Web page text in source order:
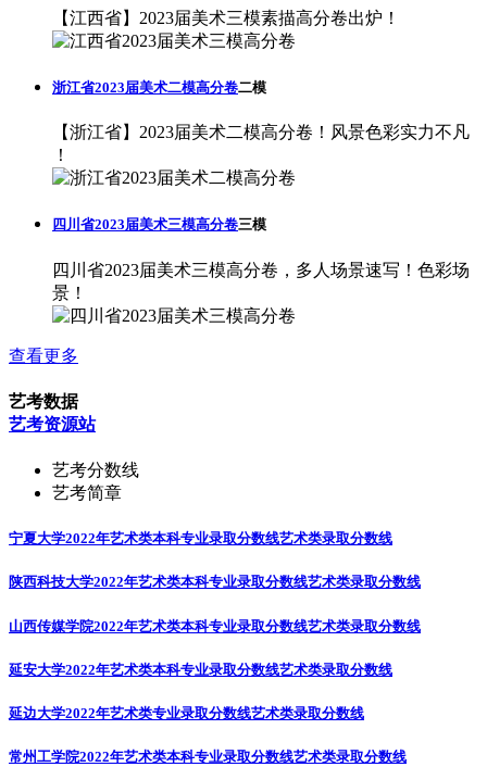
【江西省】2023届美术三模素描高分卷出炉！
浙江省2023届美术二模高分卷二模
【浙江省】2023届美术二模高分卷！风景色彩实力不凡
！
四川省2023届美术三模高分卷三模
四川省2023届美术三模高分卷，多人场景速写！色彩场
景！
查看更多
艺考数据
艺考资源站
艺考分数线
艺考简章
宁夏大学2022年艺术类本科专业录取分数线艺术类录取分数线
陕西科技大学2022年艺术类本科专业录取分数线艺术类录取分数线
山西传媒学院2022年艺术类本科专业录取分数线艺术类录取分数线
延安大学2022年艺术类本科专业录取分数线艺术类录取分数线
延边大学2022年艺术类专业录取分数线艺术类录取分数线
常州工学院2022年艺术类本科专业录取分数线艺术类录取分数线